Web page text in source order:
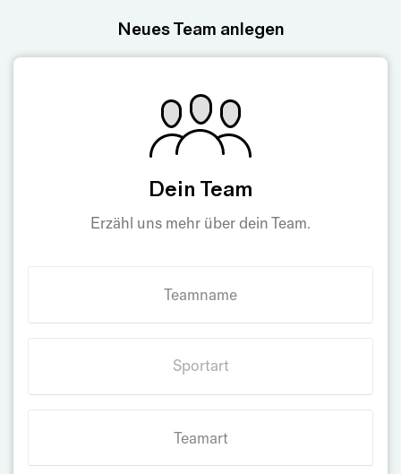
Neues Team anlegen
Dein Team
Erzähl uns mehr über dein Team.
Teamname
Sportart
Teamart